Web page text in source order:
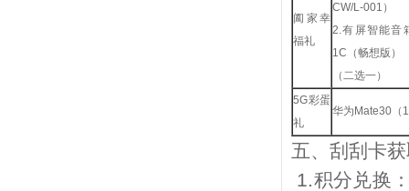
阖家幸
福礼
CW/L-001 ）
2.有屏智能音
1C （畅想版）
（二选一）
5G彩蛋
礼
华为 Mate30 （
五、刮刮卡
1.积分兑换